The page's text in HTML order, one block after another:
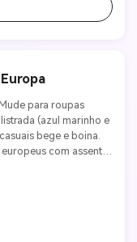
para roupas
(azul marinho e
bege e boina.
com assentos
retrô. A suave luz
Nikon Z7 II, lente
europeia e